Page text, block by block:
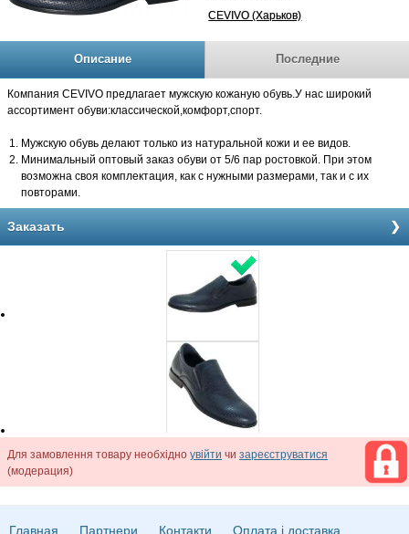
CEVIVO (Харьков)
Описание Последние
Компания CEVIVO предлагает мужскую кожаную обувь.У нас широкий
ассортимент обуви:классической,комфорт,спорт.
Мужскую обувь делают только из натуральной кожи и ее видов.
Минимальный оптовый заказ обуви от 5/6 пар ростовкой. При этом
возможна своя комплектация, как с нужными размерами, так и с их
повторами.
Заказать
Для замовлення товару необхідно увійти чи зареєструватися
(модерация)
Главная Партнери Контакти Оплата і доставка